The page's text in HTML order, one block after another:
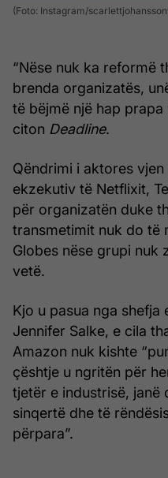
(Foto: Instagram/
“Nëse nuk ka reformë
brenda organizatës,
të bëjmë një hap prapa
citon Deadline.
Qëndrimi i aktores
ekzekutiv të Netflixit,
për organizatën duke
transmetimit nuk do të
Globes nëse grupi nuk
vetë.
Kjo u pasua nga shefja
Jennifer Salke, e cila
Amazon nuk kishte
çështje u ngritën për
tjetër e industrisë, janë
sinqertë dhe të
përpara”.